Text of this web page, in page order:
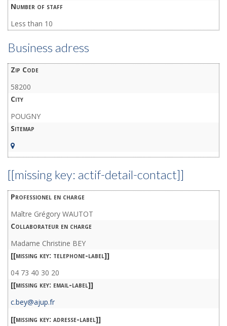
Number of staff
Less than 10
Business adress
Zip Code
58200
City
POUGNY
Sitemap
[[missing key: actif-detail-contact]]
Professionel en charge
Maître Grégory WAUTOT
Collaborateur en charge
Madame Christine BEY
[[missing key: telephone-label]]
04 73 40 30 20
[[missing key: email-label]]
c.bey@ajup.fr
[[missing key: adresse-label]]